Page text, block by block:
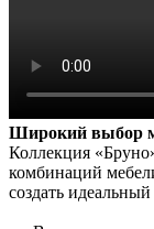
Широкий выбор
Коллекция
комбинаций
создать